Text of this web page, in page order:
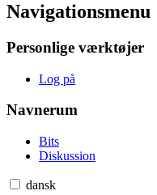
Navigationsmenu
Personlige værktøjer
Log på
Navnerum
Bits
Diskussion
dansk